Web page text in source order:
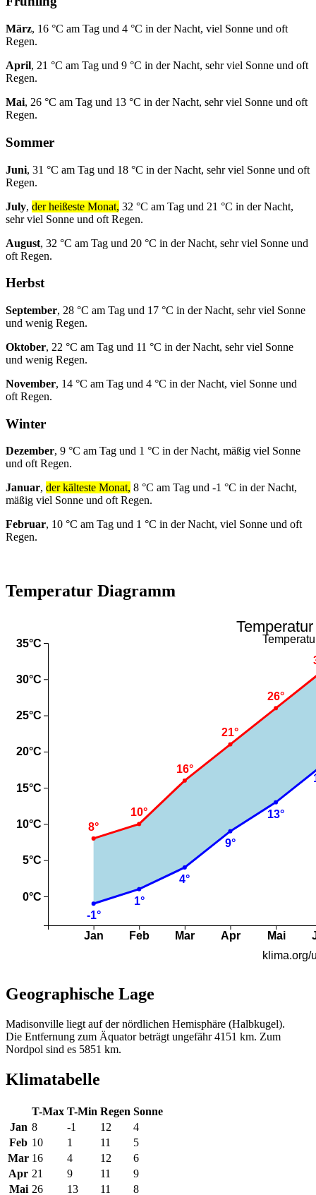
März, 16 °C am Tag und 4 °C in der Nacht, viel Sonne und oft
Regen.
April, 21 °C am Tag und 9 °C in der Nacht, sehr viel Sonne und oft
Regen.
Mai, 26 °C am Tag und 13 °C in der Nacht, sehr viel Sonne und oft
Regen.
Sommer
Juni, 31 °C am Tag und 18 °C in der Nacht, sehr viel Sonne und oft
Regen.
July, der heißeste Monat, 32 °C am Tag und 21 °C in der Nacht,
sehr viel Sonne und oft Regen.
August, 32 °C am Tag und 20 °C in der Nacht, sehr viel Sonne und
oft Regen.
Herbst
September, 28 °C am Tag und 17 °C in der Nacht, sehr viel Sonne
und wenig Regen.
Oktober, 22 °C am Tag und 11 °C in der Nacht, sehr viel Sonne
und wenig Regen.
November, 14 °C am Tag und 4 °C in der Nacht, viel Sonne und
oft Regen.
Winter
Dezember, 9 °C am Tag und 1 °C in der Nacht, mäßig viel Sonne
und oft Regen.
Januar, der kälteste Monat, 8 °C am Tag und -1 °C in der Nacht,
mäßig viel Sonne und oft Regen.
Februar, 10 °C am Tag und 1 °C in der Nacht, viel Sonne und oft
Regen.
Temperatur Diagramm
Geographische Lage
Madisonville liegt auf der nördlichen Hemisphäre (Halbkugel).
Die Entfernung zum Äquator beträgt ungefähr 4151 km. Zum
Nordpol sind es 5851 km.
Klimatabelle
T-Max T-Min Regen Sonne
Jan 8 -1 12
4
Feb 10 1 11
5
Mar 16 4 12
6
Apr 21 9 11
9
Mai 26 13 11 8